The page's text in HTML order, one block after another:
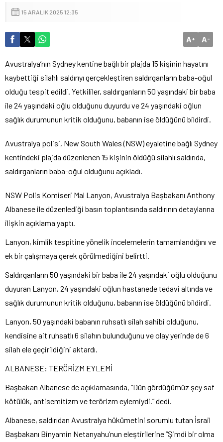
15 ARALIK 2025 12:35
A+ A-
Avustralya’nın Sydney kentine bağlı bir plajda 15 kişinin hayatını
kaybettiği silahlı saldırıyı gerçekleştiren saldırganların baba-oğul
olduğu tespit edildi. Yetkililer, saldırganların 50 yaşındaki bir baba
ile 24 yaşındaki oğlu olduğunu duyurdu ve 24 yaşındaki oğlun
sağlık durumunun kritik olduğunu, babanın ise öldüğünü bildirdi.
Avustralya polisi, New South Wales (NSW) eyaletine bağlı Sydney
kentindeki plajda düzenlenen 15 kişinin öldüğü silahlı saldırıda,
saldırganların baba-oğul olduğunu açıkladı.
NSW Polis Komiseri Mal Lanyon, Avustralya Başbakanı Anthony
Albanese ile düzenlediği basın toplantısında saldırının detaylarına
ilişkin açıklama yaptı.
Lanyon, kimlik tespitine yönelik incelemelerin tamamlandığını ve
ek bir çalışmaya gerek görülmediğini belirtti.
Saldırganların 50 yaşındaki bir baba ile 24 yaşındaki oğlu olduğunu
duyuran Lanyon, 24 yaşındaki oğlun hastanede tedavi altında ve
sağlık durumunun kritik olduğunu, babanın ise öldüğünü bildirdi.
Lanyon, 50 yaşındaki babanın ruhsatlı silah sahibi olduğunu,
kendisine ait ruhsatlı 6 silahın bulunduğunu ve olay yerinde de 6
silah ele geçirildiğini aktardı.
ALBANESE: TERÖRİZM EYLEMİ
Başbakan Albanese de açıklamasında, “Dün gördüğümüz şey saf
kötülük, antisemitizm ve terörizm eylemiydi.” dedi.
Albanese, saldırıdan Avustralya hükümetini sorumlu tutan İsrail
Başbakanı Binyamin Netanyahu’nun eleştirilerine “Şimdi bir olma